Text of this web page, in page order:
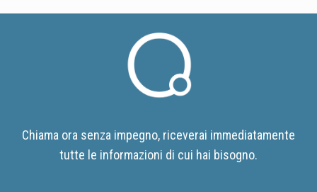
Chiama ora senza impegno, riceverai immediatamente
tutte le informazioni di cui hai bisogno.